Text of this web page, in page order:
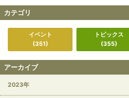
カテゴリ
イベント
(351)
トピックス
(355)
アーカイブ
2023年